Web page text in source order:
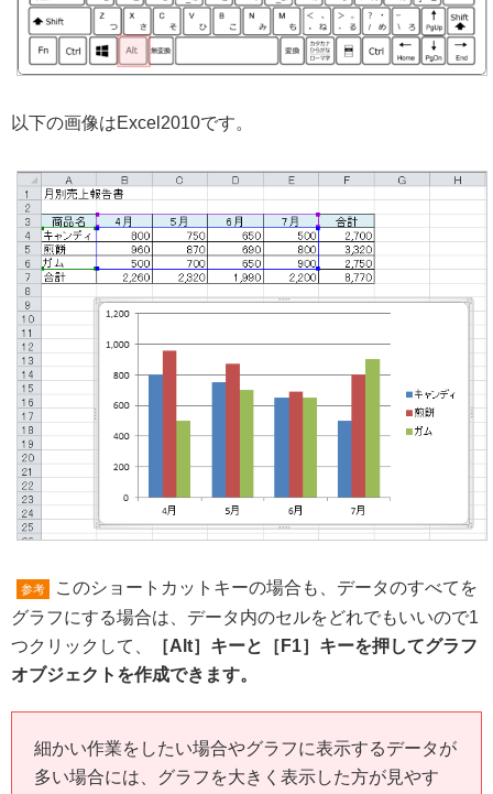
以下の画像はExcel2010です。
参考
このショートカットキーの場合も、データのすべてを
グラフにする場合は、データ内のセルをどれでもいいので1
つクリックして、
［Alt］キーと［F1］キーを押してグラフ
オブジェクトを作成できます。
細かい作業をしたい場合やグラフに表示するデータが
多い場合には、グラフを大きく表示した方が見やす